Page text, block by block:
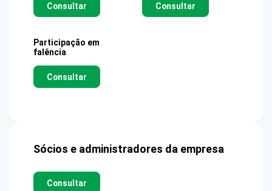
Consultar Consultar
Participação em
falência
Consultar
Sócios e administradores da empresa
Consultar